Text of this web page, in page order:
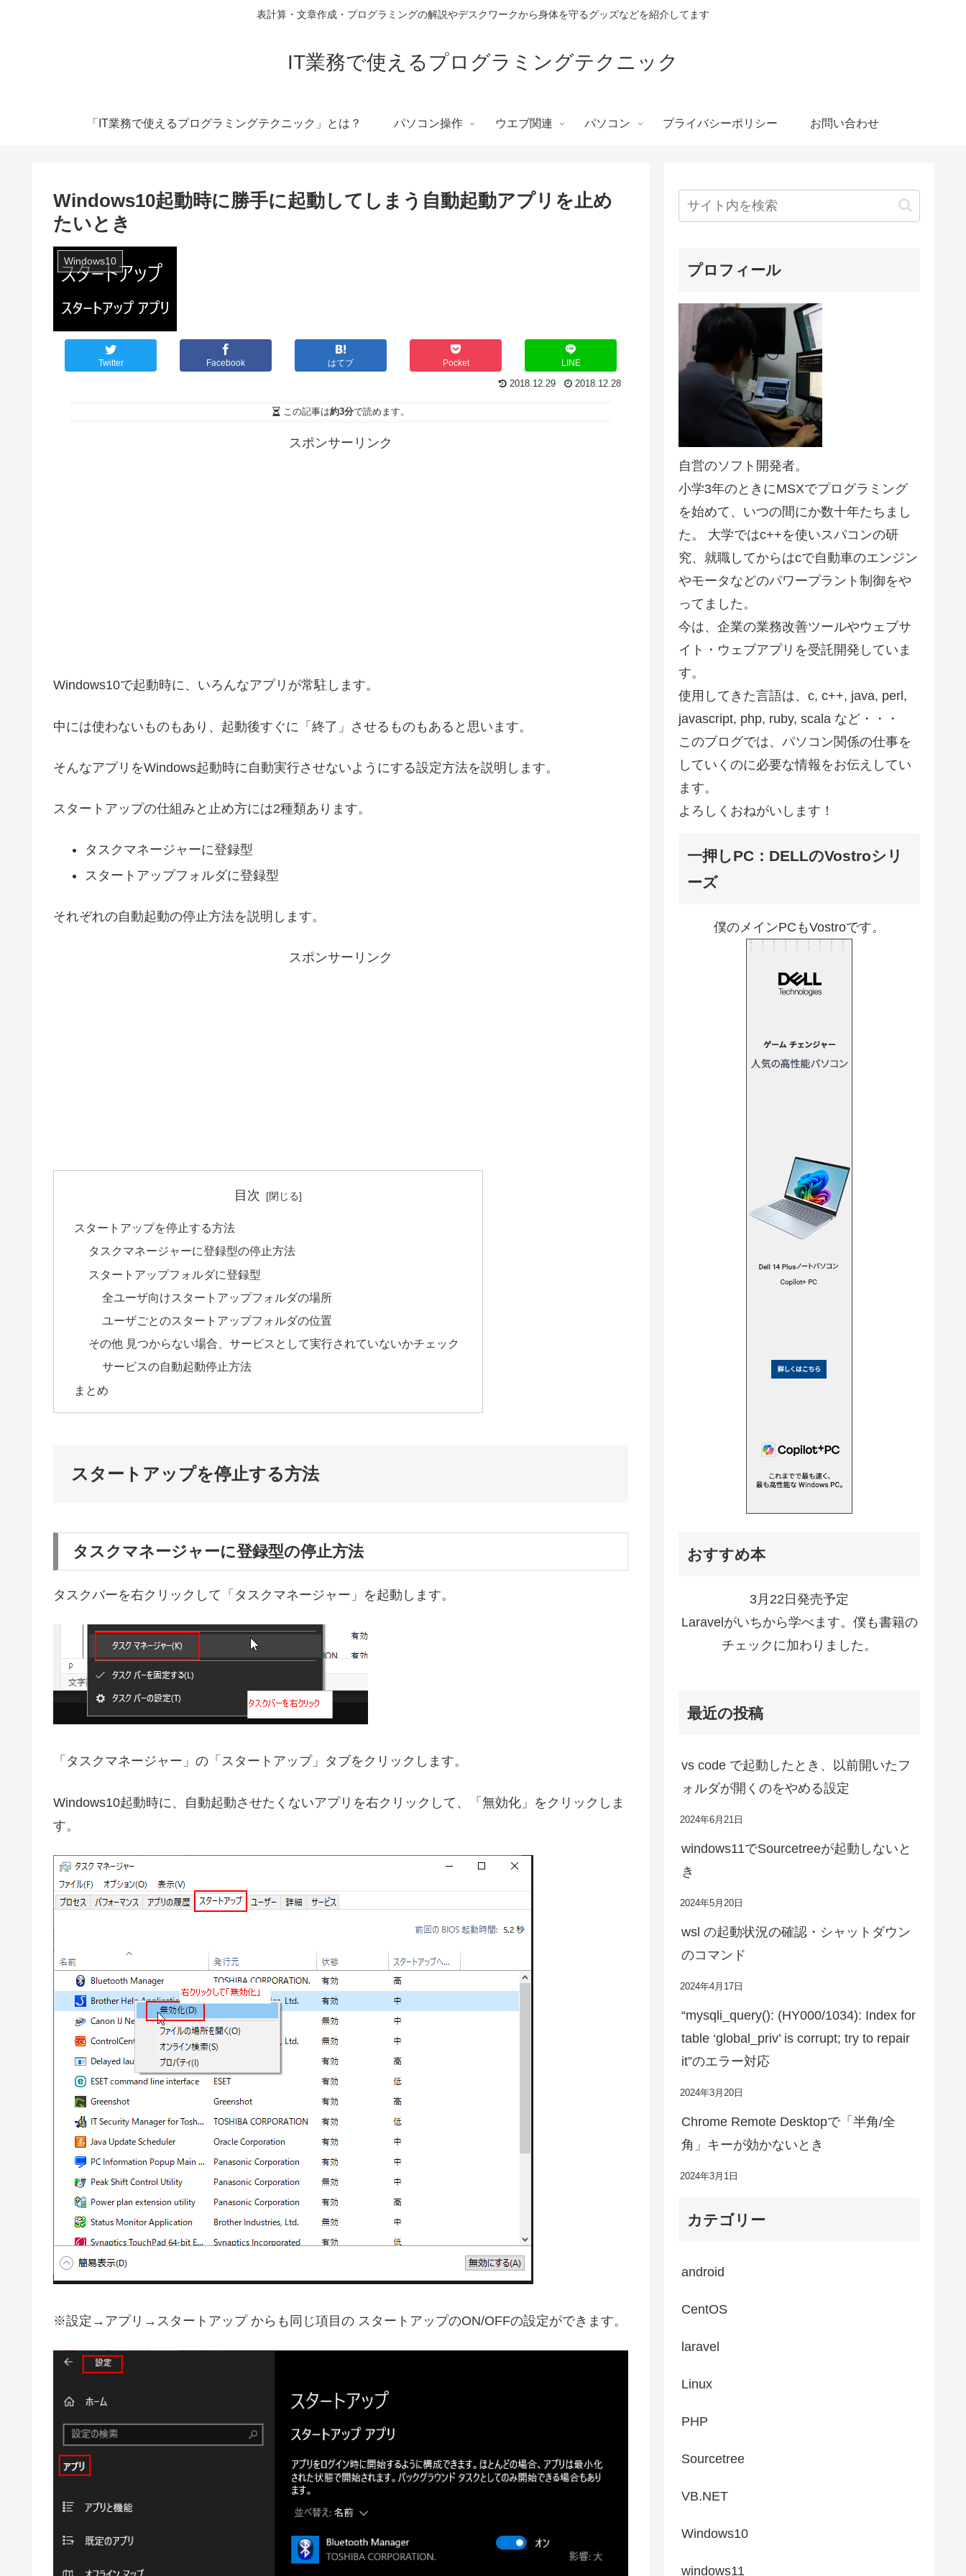
表計算・文章作成・プログラミングの解説やデスクワークから身体を守るグッズなどを紹介してます
IT業務で使えるプログラミングテクニック
「IT業務で使えるプログラミングテクニック」とは？ パソコン操作 ウエブ関連 パソコン プライバシーポリシー お問い合わせ
Windows10起動時に勝手に起動してしまう自動起動アプリを止め
たいとき
Windows10
Twitter Facebook はてブ Pocket LINE
2018.12.29 2018.12.28
この記事は約3分で読めます。
スポンサーリンク
Windows10で起動時に、いろんなアプリが常駐します。
中には使わないものもあり、起動後すぐに「終了」させるものもあると思います。
そんなアプリをWindows起動時に自動実行させないようにする設定方法を説明します。
スタートアップの仕組みと止め方には2種類あります。
タスクマネージャーに登録型
スタートアップフォルダに登録型
それぞれの自動起動の停止方法を説明します。
スポンサーリンク
目次
スタートアップを停止する方法
タスクマネージャーに登録型の停止方法
スタートアップフォルダに登録型
全ユーザ向けスタートアップフォルダの場所
ユーザごとのスタートアップフォルダの位置
その他 見つからない場合、サービスとして実行されていないかチェック
サービスの自動起動停止方法
まとめ
スタートアップを停止する方法
タスクマネージャーに登録型の停止方法
タスクバーを右クリックして「タスクマネージャー」を起動します。
「タスクマネージャー」の「スタートアップ」タブをクリックします。
Windows10起動時に、自動起動させたくないアプリを右クリックして、「無効化」をクリックしま
す。
※設定→アプリ→スタートアップ からも同じ項目の スタートアップのON/OFFの設定ができます。
プロフィール
自営のソフト開発者。
小学3年のときにMSXでプログラミング
を始めて、いつの間にか数十年たちまし
た。 大学ではc++を使いスパコンの研
究、就職してからはcで自動車のエンジン
やモータなどのパワープラント制御をや
ってました。
今は、企業の業務改善ツールやウェブサ
イト・ウェブアプリを受託開発していま
す。
使用してきた言語は、c, c++, java, perl,
javascript, php, ruby, scala など・・・
このブログでは、パソコン関係の仕事を
していくのに必要な情報をお伝えしてい
ます。
よろしくおねがいします！
一押しPC：DELLのVostroシリ
ーズ
僕のメインPCもVostroです。
おすすめ本
3月22日発売予定
Laravelがいちから学べます。僕も書籍の
チェックに加わりました。
最近の投稿
vs code で起動したとき、以前開いたフ
ォルダが開くのをやめる設定
2024年6月21日
windows11でSourcetreeが起動しないと
き
2024年5月20日
wsl の起動状況の確認・シャットダウン
のコマンド
2024年4月17日
“mysqli_query(): (HY000/1034): Index for
table ‘global_priv’ is corrupt; try to repair
it”のエラー対応
2024年3月20日
Chrome Remote Desktopで「半角/全
角」キーが効かないとき
2024年3月1日
カテゴリー
android
CentOS
laravel
Linux
PHP
Sourcetree
VB.NET
Windows10
windows11